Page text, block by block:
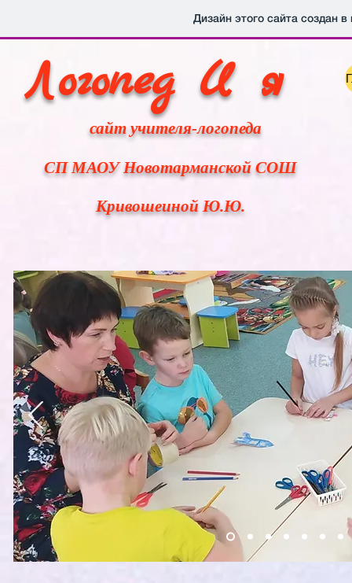
Дизайн этого сайта создан
Логопед И я
сайт учителя-логопеда
СП МАОУ Новотарманской СОШ
Кривошеиной Ю.Ю.